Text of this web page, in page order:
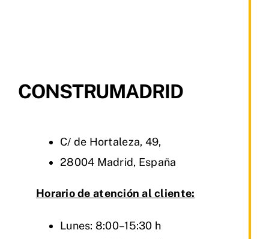
CONSTRUMADRID
C/ de Hortaleza, 49,
28004 Madrid, España
Horario de atención al cliente:
Lunes: 8:00–15:30 h